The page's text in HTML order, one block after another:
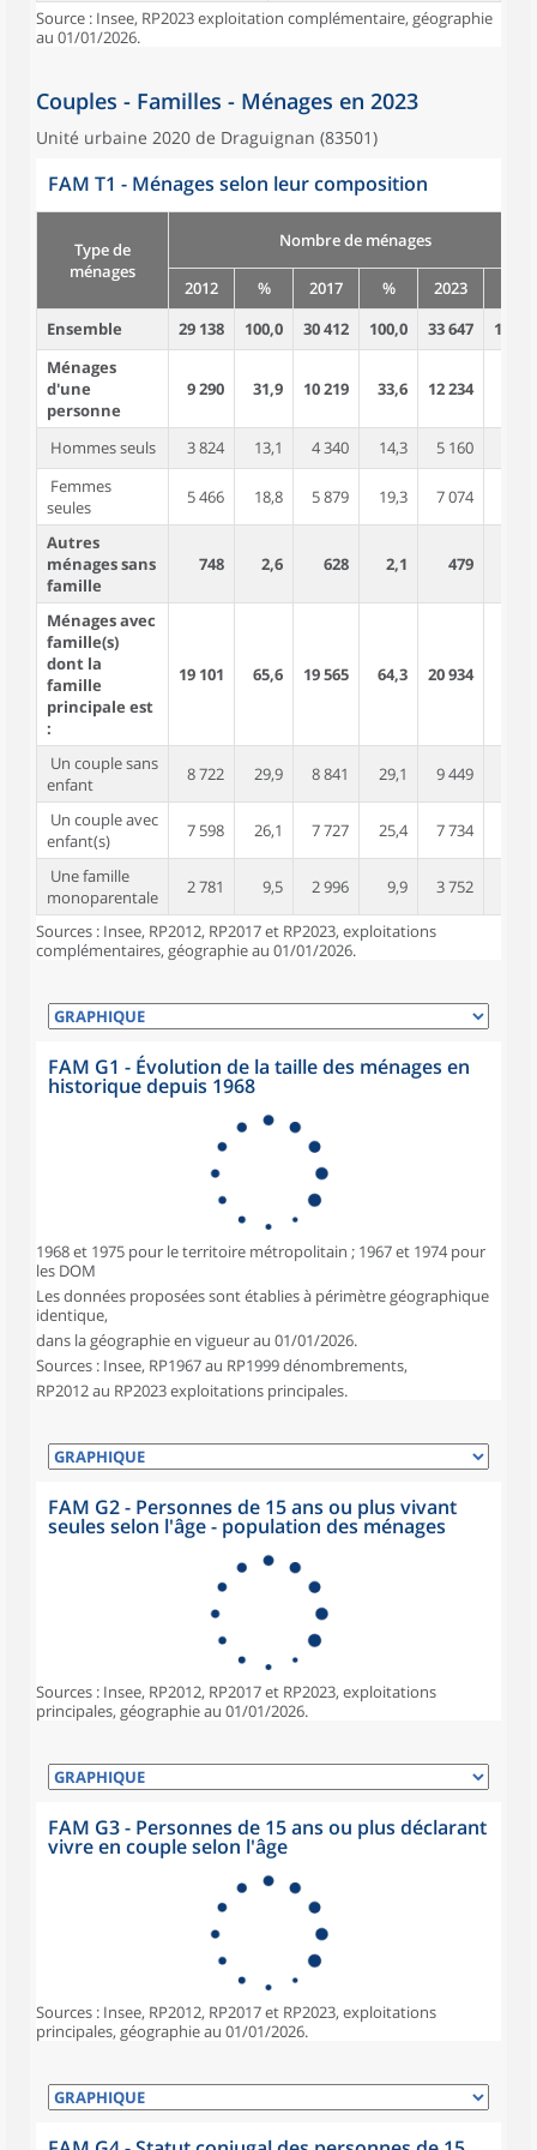
Source : Insee, RP2023 exploitation complémentaire, géographie
au 01/01/2026.
Couples - Familles - Ménages en 2023
Unité urbaine 2020 de Draguignan (83501)
FAM T1 - Ménages selon leur composition
Type de
ménages
Nombre de ménages
2012 % 2017 % 2023
Ensemble
29 138 100,0 30 412 100,0 33 647
100,0
Ménages
d'une
personne
9 290 31,9 10 219 33,6 12 234
Hommes seuls 3 824 13,1 4 340 14,3 5 160
Femmes
seules
5 466 18,8 5 879 19,3 7 074
Autres
ménages sans
famille
748 2,6 628 2,1 479
Ménages avec
famille(s)
dont la
famille
principale est
:
19 101 65,6 19 565 64,3 20 934
Un couple sans
enfant
8 722 29,9 8 841 29,1 9 449
Un couple avec
enfant(s)
7 598 26,1 7 727 25,4 7 734
Une famille
monoparentale
2 781 9,5 2 996 9,9 3 752
Sources : Insee, RP2012, RP2017 et RP2023, exploitations
complémentaires, géographie au 01/01/2026.
FAM G1 - Évolution de la taille des ménages en
historique depuis 1968
1968 et 1975 pour le territoire métropolitain ; 1967 et 1974 pour
les DOM
Les données proposées sont établies à périmètre géographique
identique,
dans la géographie en vigueur au 01/01/2026.
Sources : Insee, RP1967 au RP1999 dénombrements,
RP2012 au RP2023 exploitations principales.
FAM G2 - Personnes de 15 ans ou plus vivant
seules selon l'âge - population des ménages
Sources : Insee, RP2012, RP2017 et RP2023, exploitations
principales, géographie au 01/01/2026.
FAM G3 - Personnes de 15 ans ou plus déclarant
vivre en couple selon l'âge
Sources : Insee, RP2012, RP2017 et RP2023, exploitations
principales, géographie au 01/01/2026.